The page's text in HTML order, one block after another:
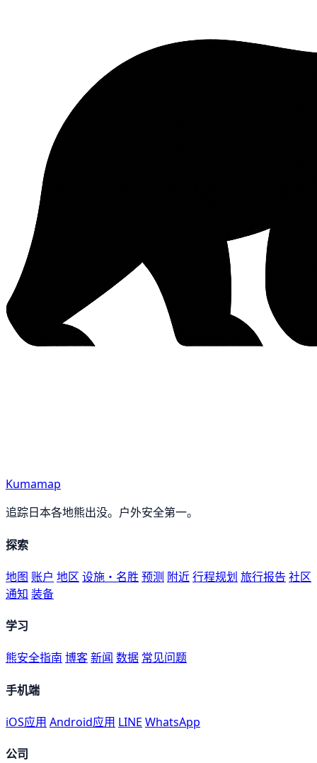
Kumamap
追踪日本各地熊出没。户外安全第一。
探索
地图 账户 地区 设施・名胜 预测 附近行程规划 旅行报告 社区
通知 装备
学习
熊安全指南 博客新闻 数据 常见问题
手机端
iOS应用 Android应用 LINE WhatsApp
公司